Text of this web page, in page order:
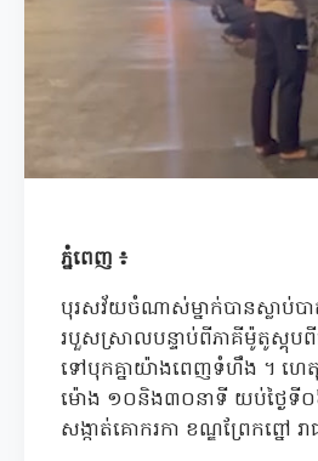
ភ្នំពេញ ៖
បុរសវ័យចំណាស់ម្នាក់បានស្លាប់ប
របួសស្រាលបន្ទាប់ពីភាគីម៉ូតូស្គុប
ទៅបុកគ្នាយ៉ាងពេញទំហឹង ។ ហេតុគ្
ម៉ោង ១០និង៣០នាទី យប់ថ្ងៃទី០
សង្កាត់គោករកា ខណ្ឌព្រែកព្នៅ រ